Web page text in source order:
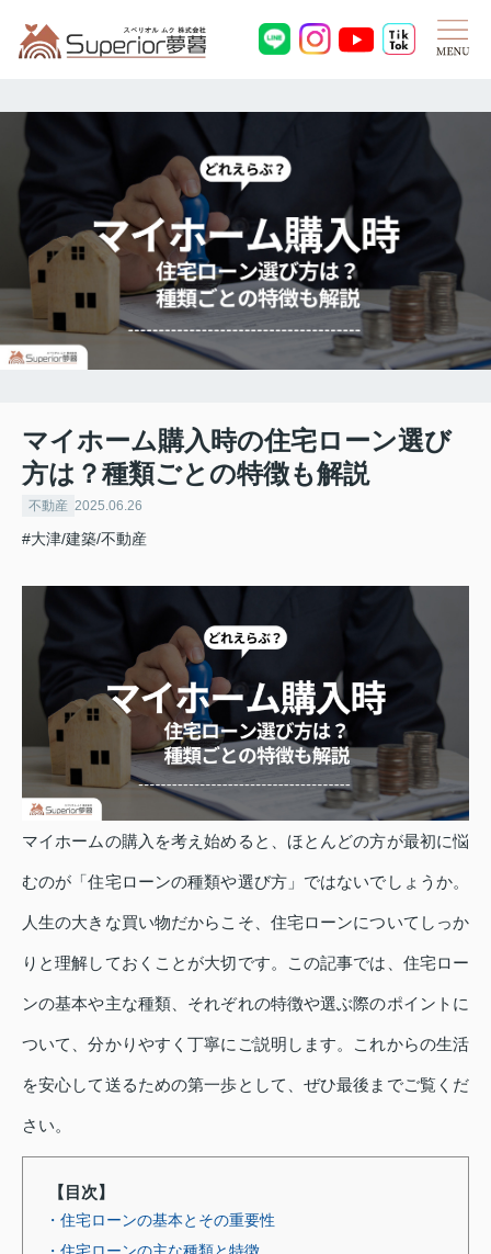
マイホーム購入時の住宅ローン選び
方は？種類ごとの特徴も解説
不動産 2025.06.26
#大津/建築/不動産
マイホームの購入を考え始めると、ほとんどの方が最初に悩
むのが「住宅ローンの種類や選び方」ではないでしょうか。
人生の大きな買い物だからこそ、住宅ローンについてしっか
りと理解しておくことが大切です。この記事では、住宅ロー
ンの基本や主な種類、それぞれの特徴や選ぶ際のポイントに
ついて、分かりやすく丁寧にご説明します。これからの生活
を安心して送るための第一歩として、ぜひ最後までご覧くだ
さい。
【目次】
・住宅ローンの基本とその重要性